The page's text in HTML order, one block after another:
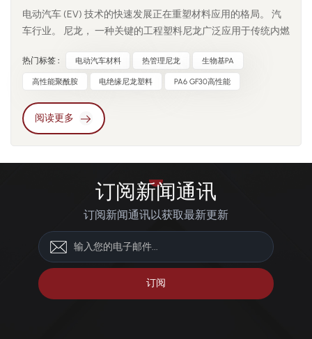
电动汽车 (EV) 技术的快速发展正在重塑材料应用的格局。 汽
车行业。 尼龙， 一种关键的工程塑料尼龙广泛应用于传统内燃
而，电动汽车的广泛普及对材料的性能提出了更严格、更多样
化的要求，也为改性尼龙解决方案带来了新的挑战和机遇。 电
电动传动系统产生的热量更加集中，并且工作电压更高，因此
要求材料既具有高耐热性，又具有优异的电绝缘性。 尼龙66,
温度高、吸湿性低、介电强度高，广泛应用于电池模块外壳、
动力控制单元和热管理管道。 此外，汽车轻量化的趋势推动了
对高强度、低密度金属部件替代品的需求。玻璃纤维或矿物增
强尼龙在减重、尺寸稳定性和抗冲击性之间实现了良好的平
衡，使其成为高压连接器、电机端盖和暖通空调 (HVAC) 部件
的理想选择。碳纤维增强尼龙也被用于底盘支架和座椅结构等
承重部件，有助于在减轻质量的同时提高机械性能。 电动汽车
制造商也更加重视可持续性。为了遵守环境法规和碳中和承
诺，原始设备制造商正在增加再生材料和生物基材料的使用。
热门标签 : 电动汽车材料 热管理尼龙 生物基PA
高性能聚酰胺 电绝缘尼龙塑料 PA6 GF30高性能
阅读更多
订阅新闻通讯
订阅新闻通讯以获取最新更新